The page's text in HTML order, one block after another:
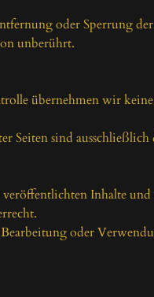
oder Sperrung
unberührt.
übernehmen wir
Seiten sind
Inhalte
oder